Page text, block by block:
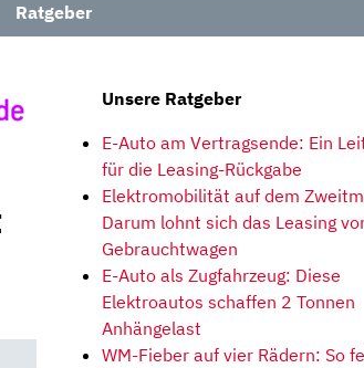
Ratgeber
Unsere Ratgeber
E-Auto am Vertragsende: Ein
für die Leasing-Rückgabe
Elektromobilität auf dem
Darum lohnt sich das Leasing
Gebrauchtwagen
E-Auto als Zugfahrzeug: Diese
Elektroautos schaffen 2 Tonnen
Anhängelast
WM-Fieber auf vier Rädern: So